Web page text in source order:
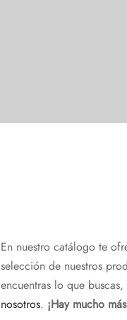
En nuestro catálogo te
selección de nuestros
encuentras lo que buscas,
nosotros. ¡Hay mucho